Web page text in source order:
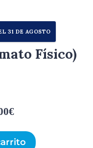
31 DE AGOSTO
Físico)
€